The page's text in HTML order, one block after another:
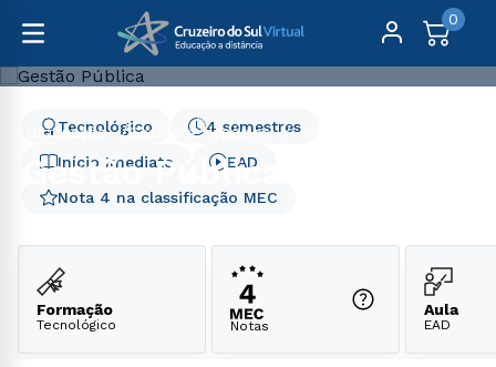
0
Graduação Gestão e Negócios Gestão Pública
Gestão Pública
Início Imediato
Nota 4 na classificação MEC
4 semestres
Tecnológico
EAD
Formação
Tecnológico Notas
Aula
EAD